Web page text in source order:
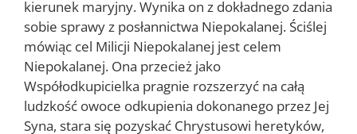
kierunek maryjny. Wynika on z dokładnego zdania
sobie sprawy z posłannictwa Niepokalanej. Ściślej
mówiąc cel Milicji Niepokalanej jest celem
Niepokalanej. Ona przecież jako
Współodkupicielka pragnie rozszerzyć na całą
ludzkość owoce odkupienia dokonanego przez Jej
Syna, stara się pozyskać Chrystusowi heretyków,